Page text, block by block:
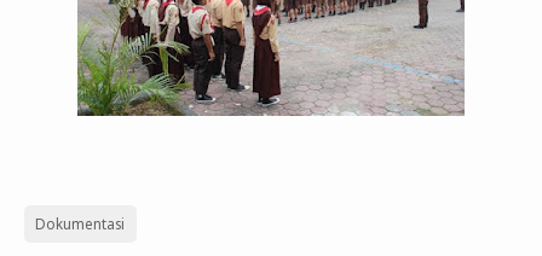
Dokumentasi